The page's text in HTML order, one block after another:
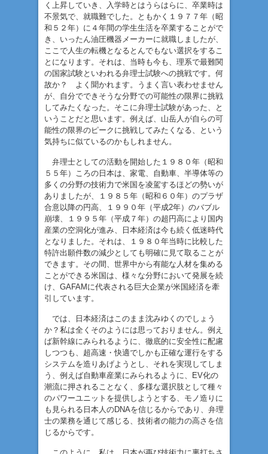
く上昇していき、入学時とはうらはらに、卒業時は
不景気で、就職難でした。ともかく１９７７年（昭
和５２年）に４年間の学生生活を卒業することがで
き、いったん油圧機器メーカーに就職しましたが、
ここで人生の転機となるとんでもない選択をするこ
とになります。それは、当時も今も、理系で最難関
の国家試験といわれる弁理士試験への挑戦です。何
故か？ よく聞かれます。うまく言い表わせません
が、自分でできそうな分野での可能性の限界に挑戦
してみたくなった。そこに弁理士試験があった、と
いうことだと思います。例えば、山岳人が自らの可
能性の限界のピークに挑戦してみたくなる、という
気持ちに似ているのかもしれません。
弁理士としての活動を開始した１９８０年（昭和
５５年）ころの日本は、家電、自動車、半導体等の
多くの分野の技術力で米国を凌駕するほどの勢いが
ありましたが、１９８５年（昭和６０年）のプラザ
合意以降の円高、１９９０年（平成2年）のバブル
崩壊、１９９５年（平成７年）の超円高により国内
産業の空洞化が進み、日本経済は今も続く低迷時代
となりました。それは、１９８０年当時に比較した
特許出願件数の減少としても明確に見て取ることが
できます。その間、世界中から有能な人材を集める
ことができる米国は、様々な分野において発展を続
け、GAFAMに代表される巨大企業が米国経済を牽
引しています。
では、日本経済はこのまま沈みゆくのでしょう
か？私は全くそのようには思っておりません。例え
ば新幹線にみられるように、徹底的に安全性に配慮
しつつも、超高速・快適でしかも正確な運行をする
システムを造りあげようとし、それを実現してしま
う、例えば自動車産業にみられるように、EV化の
潮流に押されることなく、多様な選択肢として種々
のパワーユニットを提供しようとする、モノ造りに
も見られる日本人のDNAを信じるからであり、弁理
士の業務を通じて感じる、技術者の能力の高さを信
じるからです。